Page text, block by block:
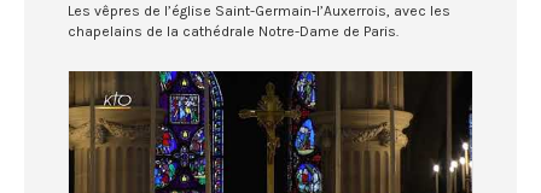
Les vêpres de l’église Saint-Germain-l’Auxerrois, avec les
chapelains de la cathédrale Notre-Dame de Paris.